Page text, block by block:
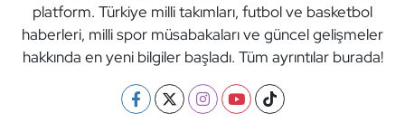
platform. Türkiye milli takımları, futbol ve basketbol
haberleri, milli spor müsabakaları ve güncel gelişmeler
hakkında en yeni bilgiler başladı. Tüm ayrıntılar burada!